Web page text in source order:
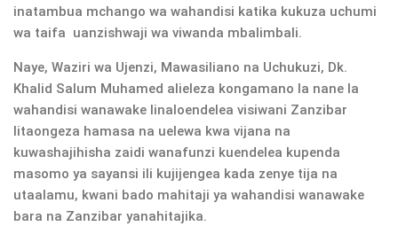
inatambua mchango wa wahandisi katika kukuza uchumi
wa taifa uanzishwaji wa viwanda mbalimbali.
Naye, Waziri wa Ujenzi, Mawasiliano na Uchukuzi, Dk.
Khalid Salum Muhamed alieleza kongamano la nane la
wahandisi wanawake linaloendelea visiwani Zanzibar
litaongeza hamasa na uelewa kwa vijana na
kuwashajihisha zaidi wanafunzi kuendelea kupenda
masomo ya sayansi ili kujijengea kada zenye tija na
utaalamu, kwani bado mahitaji ya wahandisi wanawake
bara na Zanzibar yanahitajika.